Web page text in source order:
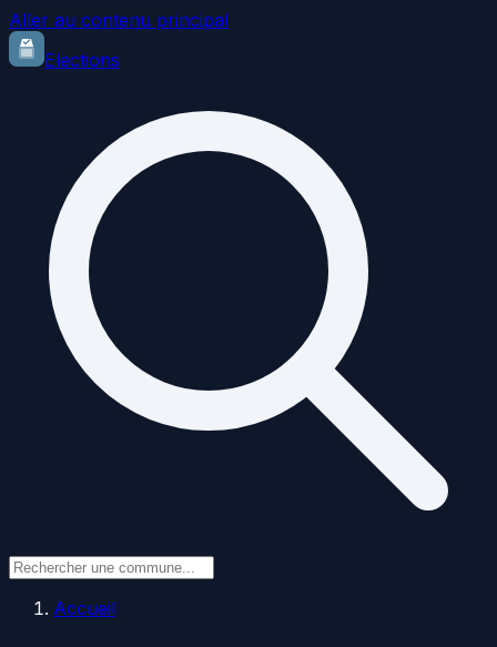
Aller au contenu principal
Elections
Accueil